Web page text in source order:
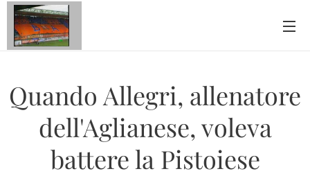
Quando Allegri, allenatore
dell'Aglianese, voleva
battere la Pistoiese